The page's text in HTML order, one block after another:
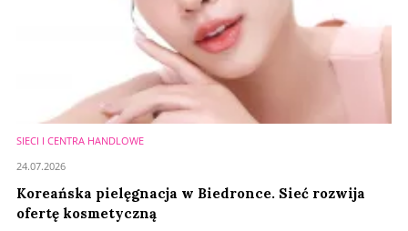
SIECI I CENTRA HANDLOWE
Koreańska pielęgnacja w Biedronce. Sieć rozwija
ofertę kosmetyczną
24.07.2026